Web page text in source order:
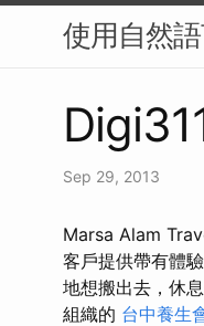
使用自然
Sep 29, 2013
Marsa Alam
客戶提供帶有體
地想搬出去，休
組織的 台中養生